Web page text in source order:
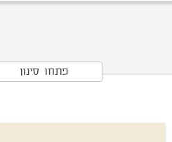
פתחו סינון